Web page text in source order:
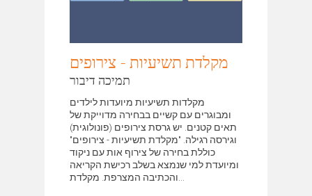
מקלדת תשיעיות - צירופים
תמיכה דיבור
מקלדות תשיעיות מיועדות לילדים
ומבוגרים עם קשיים בבחירה מדוייקת של
תאים קטנים. יש גרסת צירופים (פונולוגית)
וגירסה רגילה. "מקלדת תשיעיות - צירופים"
כוללת בחירה של צירוף אות עם ניקוד
ומיועדת למי שנמצא בשלב רכישת הקריאה